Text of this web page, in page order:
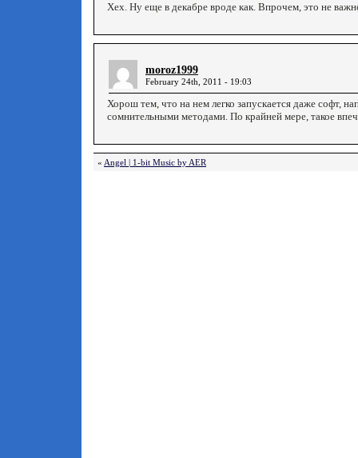
Хех. Ну еще в декабре вроде как. Впрочем, это не
moroz1999
February 24th, 2011 - 19:03
Хорош тем, что на нем легко запускается даже софт,
сомнительными методами. По крайней мере, такое
« Angel | 1-bit Music by AER